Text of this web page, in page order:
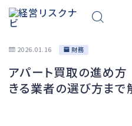
財務 695
資金繰り 193
2026.01.16 財務
アパート買取の進め方
きる業者の選び方まで